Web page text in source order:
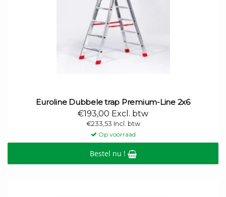
Euroline Dubbele trap Premium-Line 2x6
€193,00 Excl. btw
€233,53 Incl. btw
Op voorraad
Bestel nu !